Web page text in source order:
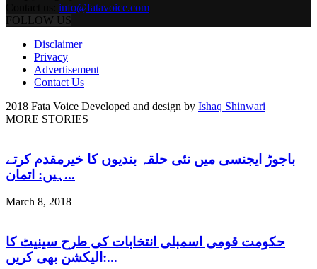
info@fatavoice.com
FOLLOW US
Disclaimer
Privacy
Advertisement
Contact Us
2018 Fata Voice Developed and design by Ishaq Shinwari
MORE STORIES
باجوڑ ایجنسی میں نئی حلقہ بندیوں کا خیرمقدم کرتے
ہیں: اتمان...
March 8, 2018
حکومت قومی اسمبلی انتخابات کی طرح سینیٹ کا
الیکشن بھی کریں:...